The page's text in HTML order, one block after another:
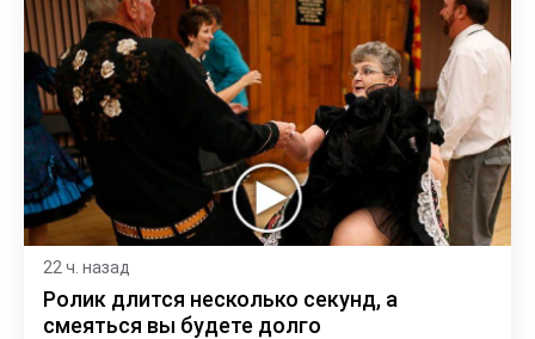
22 ч. назад
Ролик длится несколько секунд, а
смеяться вы будете долго